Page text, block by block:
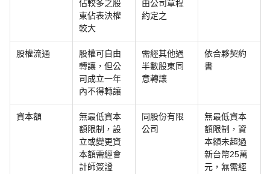
佔較多之股
東佔表決權
較大
由公司章程
約定之
股權流通
股權可自由
轉讓，但公
司成立一年
內不得轉讓
需經其他過
半數股東同
意轉讓
依合夥契約
書
資本額
無最低資本
額限制，設
立或變更資
本額需經會
計師簽證
同股份有限
公司
無最低資本
額限制，資
本額未超過
新台幣25萬
元，無需經